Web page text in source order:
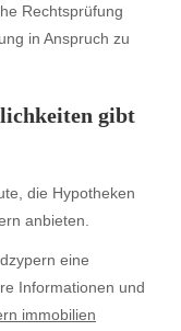
Rechtsprüfung
in Anspruch zu
gibt
die Hypotheken
anbieten.
eine
Informationen und
immobilien